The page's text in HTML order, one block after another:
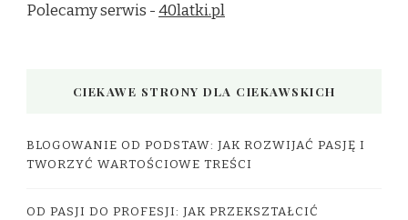
Polecamy serwis -40latki.pl
CIEKAWE STRONY DLA CIEKAWSKICH
BLOGOWANIE OD PODSTAW: JAK ROZWIJAĆ PASJĘ I
TWORZYĆ WARTOŚCIOWE TREŚCI
OD PASJI DO PROFESJI: JAK PRZEKSZTAŁCIĆ